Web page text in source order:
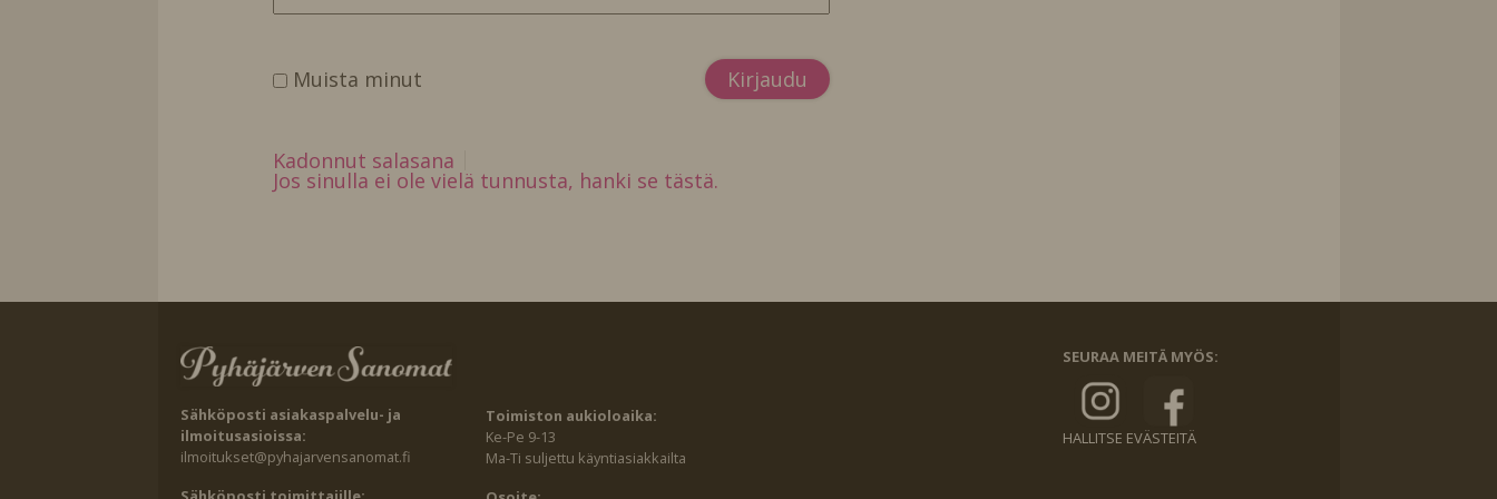
Muista minut
Kadonnut salasana
Jos sinulla ei ole vielä tunnusta, hanki se tästä.
Sähköposti asiakaspalvelu- ja
ilmoitusasioissa:
ilmoitukset@pyhajarvensanomat.fi
Toimiston aukioloaika:
Ke-Pe 9-13
Ma-Ti suljettu käyntiasiakkailta
SEURAA MEITÄ MYÖS:
HALLITSE EVÄSTEITÄ